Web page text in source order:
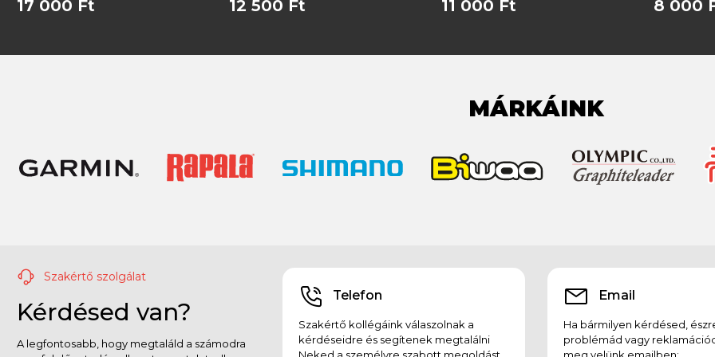
17 000 Ft 12 500 Ft 11 000 Ft 8 000
MÁRKÁINK
Szakértő szolgálat
Kérdésed van?
A legfontosabb, hogy megtaláld a számodra
Telefon
Szakértő kollégáink válaszolnak a
kérdéseidre és segítenek megtalálni
Email
Ha bármilyen kérdésed,
problémád vagy